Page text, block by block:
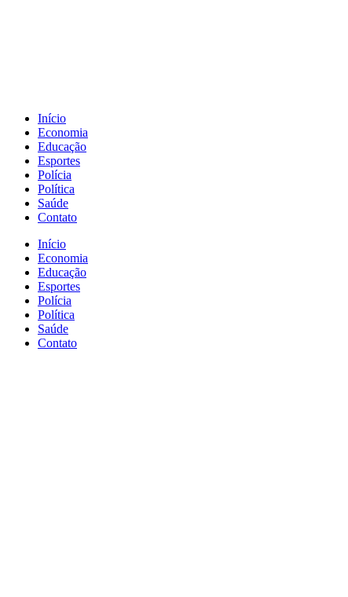
Início
Economia
Educação
Esportes
Polícia
Política
Saúde
Contato
Início
Economia
Educação
Esportes
Polícia
Política
Saúde
Contato